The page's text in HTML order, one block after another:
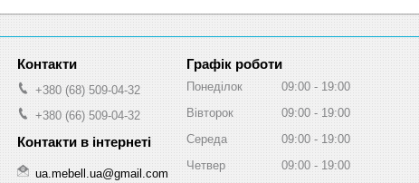
+380 (68) 509-04-32
+380 (66) 509-04-32
ua.mebell.ua@gmail.com
Графік роботи
Понеділок 09:00
19:00
Вівторок
09:00
19:00
Середа
09:00
19:00
Четвер
09:00
19:00